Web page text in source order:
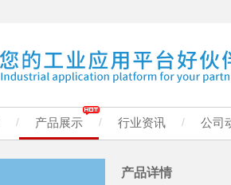
/ 产品展示 / 行业资讯 / 公司
产品详情